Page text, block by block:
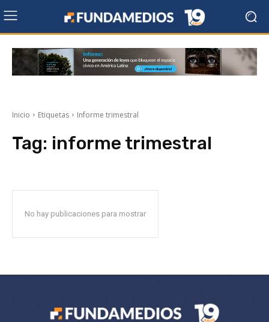
Inicio Etiquetas Informe trimestral
Tag: informe trimestral
No hay publicaciones para mostrar